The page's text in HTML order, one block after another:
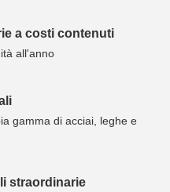
a costi contenuti
all'anno
gamma di acciai, leghe e
straordinarie